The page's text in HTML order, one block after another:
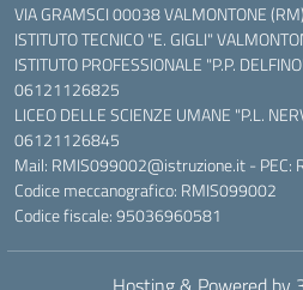
VIA GRAMSCI 00038 VALMONTONE (RM)
ISTITUTO TECNICO "E. GIGLI"
ISTITUTO PROFESSIONALE "P.P.
06121126825
LICEO DELLE SCIENZE UMANE "P.L.
06121126845
Mail: RMIS099002@istruzione.it -
Codice meccanografico: RMIS099002
Codice fiscale: 95036960581